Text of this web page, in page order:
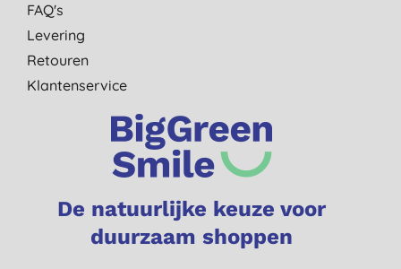
FAQ's
Levering
Retouren
Klantenservice
De natuurlijke keuze voor
duurzaam shoppen